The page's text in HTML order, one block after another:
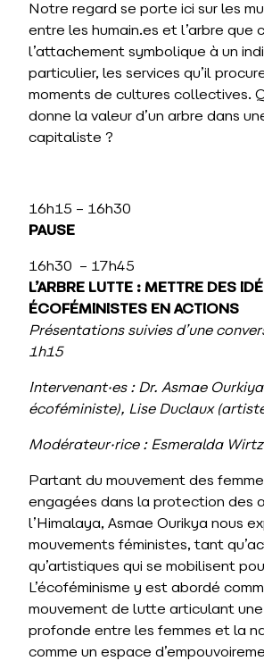
Notre regard se porte ici sur les
entre les humain.es et l’arbre que
l’attachement symbolique à un
particulier, les services qu’il
moments de cultures collectives.
donne la valeur d’un arbre dans
capitaliste ?
16h15 – 16h30
PAUSE
16h30 – 17h45
L’ARBRE LUTTE : METTRE DES
ÉCOFÉMINISTES EN ACTIONS
Présentations suivies d’une
1h15
Intervenant·es : Dr. Asmae
écoféministe), Lise Duclaux
Modérateur·rice : Esmeralda
Partant du mouvement des
engagées dans la protection des
l’Himalaya, Asmae Ourikya nous
mouvements féministes, tant
qu’artistiques qui se mobilisent
L’écoféminisme y est abordé
mouvement de lutte articulant
profonde entre les femmes et la
comme un espace